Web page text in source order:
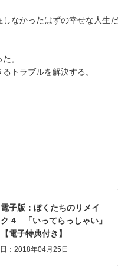
なかったはずの幸せな人生だ
。
トラブルを解決する。
電子版：ぼくたちのリメイ
ク 4 「いってらっしゃい」
【電子特典付き】
：2018年04月25日